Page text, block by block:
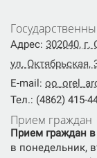
Адрес: 302040, г.
ул.
E-mail:
Тел.: (4862) 415-
Прием граждан
Прием граждан
в понедельник,